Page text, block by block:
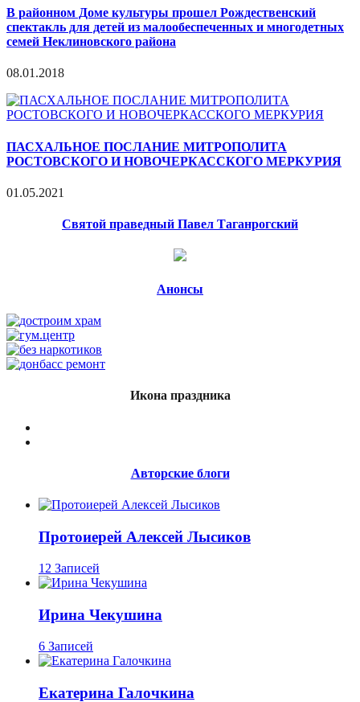
В районном Доме культуры прошел Рождественский
спектакль для детей из малообеспеченных и многодетных
семей Неклиновского района
08.01.2018
ПАСХАЛЬНОЕ ПОСЛАНИЕ МИТРОПОЛИТА
РОСТОВСКОГО И НОВОЧЕРКАССКОГО МЕРКУРИЯ
01.05.2021
Святой праведный Павел Таганрогский
Анонсы
Икона праздника
Авторские блоги
Протоиерей Алексей Лысиков
12 Записей
Ирина Чекушина
6 Записей
Екатерина Галочкина